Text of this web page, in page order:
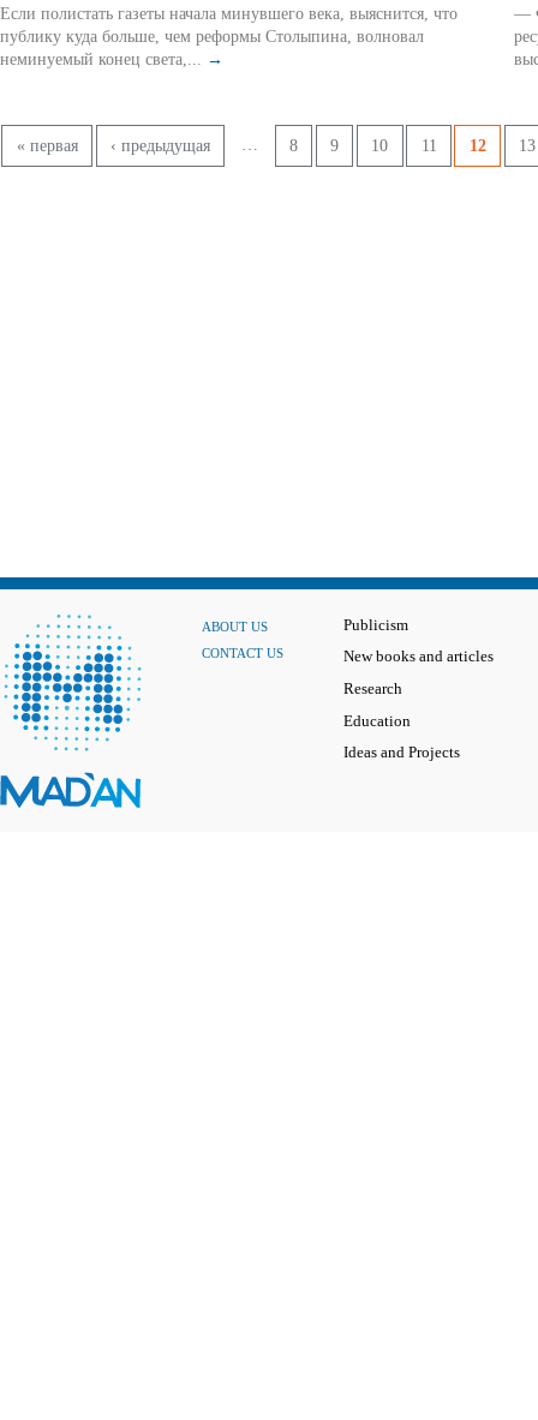
Если полистать газеты начала минувшего века, выяснится, что
публику куда больше, чем реформы Столыпина, волновал
неминуемый конец света,... →
—
Pages
« первая ‹ предыдущая 8 9 10 11 12 13
ABOUT US
CONTACT US
Publicism
New books and articles
Research
Education
Ideas and Projects